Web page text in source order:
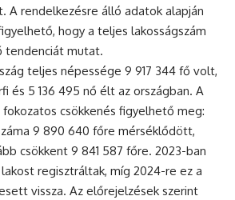
A rendelkezésre álló adatok alapján
hogy a teljes lakosságszám
tendenciát mutat.
teljes népessége 9 917 344 fő volt,
és 5 136 495 nő élt az országban. A
csökkenés figyelhető meg:
9 890 640 főre mérséklődött,
csökkent 9 841 587 főre. 2023-ban
regisztráltak, míg 2024-re ez a
vissza. Az előrejelzések szerint